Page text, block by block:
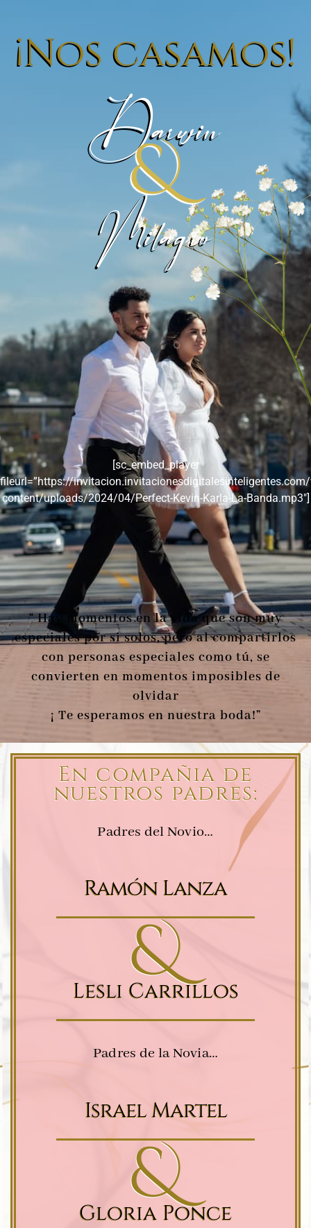
¡Nos casamos!
Darwin
&
Milagro
[sc_embed_player
fileurl=”https://
content/uploads/2024/04/Perfect-Kevin-Karla-La-Banda.mp3″]
“ Hay momentos en la vida que son muy
especiales por si solos, pero al compartirlos
con personas especiales como tú, se
convierten en momentos imposibles de
olvidar
¡ Te esperamos en nuestra boda!”
En compañia de
nuestros padres:
Padres del Novio…
Ramón Lanza
&
Lesli Carrillos
Padres de la Novia…
Israel Martel
&
Gloria Ponce